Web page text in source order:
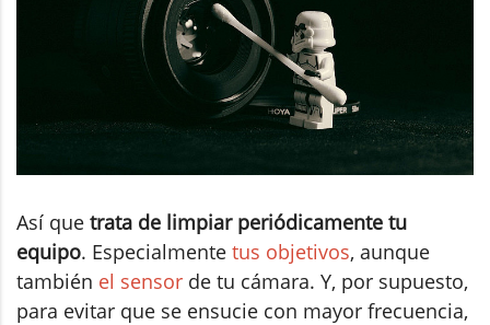
Así que trata de limpiar periódicamente tu
equipo. Especialmente tus objetivos, aunque
también el sensor de tu cámara. Y, por supuesto,
para evitar que se ensucie con mayor frecuencia,